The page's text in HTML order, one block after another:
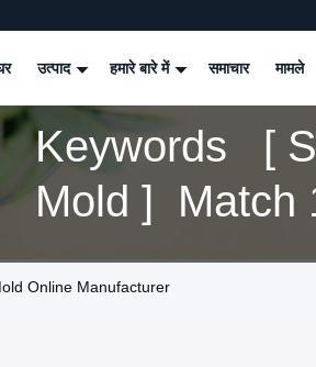
उत्पाद हमारे बारे में समाचार मामले
Keywords [
Mold ] Match
Online Manufacturer